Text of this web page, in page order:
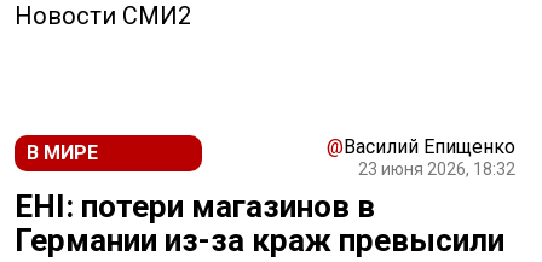
Новости СМИ2
В МИРЕ @Василий Епищенко
23 июня 2026, 18:32
EHI: потери магазинов в
Германии из-за краж превысили